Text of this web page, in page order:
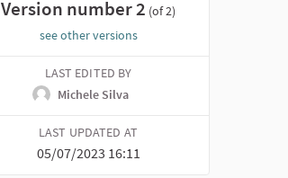
Version number 2 (of 2)
see other versions
LAST EDITED BY
Michele Silva
LAST UPDATED AT
05/07/2023 16:11